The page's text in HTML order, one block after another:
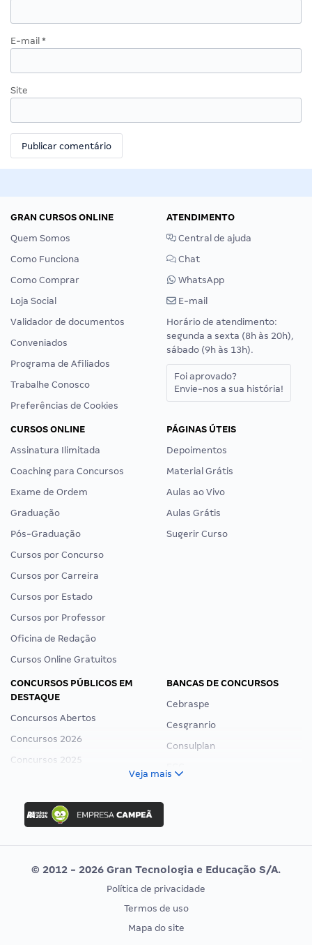
E-mail *
Site
GRAN CURSOS ONLINE
Quem Somos
Como Funciona
Como Comprar
Loja Social
Validador de documentos
Conveniados
Programa de Afiliados
Trabalhe Conosco
Preferências de Cookies
ATENDIMENTO
Central de ajuda
Chat
WhatsApp
E-mail
Horário de atendimento:
segunda a sexta (8h às 20h),
sábado (9h às 13h).
Foi aprovado?
Envie-nos a sua história!
CURSOS ONLINE
Assinatura Ilimitada
Coaching para Concursos
Exame de Ordem
Graduação
Pós-Graduação
Cursos por Concurso
Cursos por Carreira
Cursos por Estado
Cursos por Professor
Oficina de Redação
Cursos Online Gratuitos
PÁGINAS ÚTEIS
Depoimentos
Material Grátis
Aulas ao Vivo
Aulas Grátis
Sugerir Curso
CONCURSOS PÚBLICOS EM
DESTAQUE
Concursos Abertos
Concursos 2026
Concursos 2025
Concurso Ibama
Concurso MPU
Editais publicados
BANCAS DE CONCURSOS
Cebraspe
Cesgranrio
Consulplan
Vunesp
CONCURSOS POR PROFISSÃO
EXAME DE ORDEM
Veja mais
© 2012 - 2026 Gran Tecnologia e Educação S/A.
Política de privacidade
Termos de uso
Mapa do site